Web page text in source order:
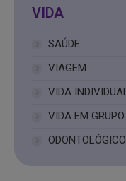
VIDA
SAÚDE
VIAGEM
VIDA
VIDA EM GRUPO
ODONTOLÓGICO